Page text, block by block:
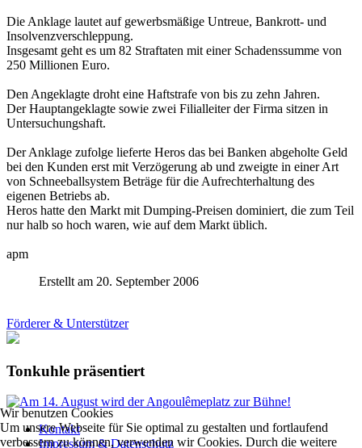
Die Anklage lautet auf gewerbsmäßige Untreue, Bankrott- und
Insolvenzverschleppung.
Insgesamt geht es um 82 Straftaten mit einer Schadenssumme von
250 Millionen Euro.
Den Angeklagte droht eine Haftstrafe von bis zu zehn Jahren.
Der Hauptangeklagte sowie zwei Filialleiter der Firma sitzen in
Untersuchungshaft.
Der Anklage zufolge lieferte Heros das bei Banken abgeholte Geld
bei den Kunden erst mit Verzögerung ab und zweigte in einer Art
von Schneeballsystem Beträge für die Aufrechterhaltung des
eigenen Betriebs ab.
Heros hatte den Markt mit Dumping-Preisen dominiert, die zum Teil
nur halb so hoch waren, wie auf dem Markt üblich.
apm
Erstellt am 20. September 2006
Förderer & Unterstützer
Tonkuhle präsentiert
Kontakt
Impressum & Datenschutz
Wir benutzen Cookies
Um unsere Webseite für Sie optimal zu gestalten und fortlaufend
verbessern zu können, verwenden wir Cookies. Durch die weitere